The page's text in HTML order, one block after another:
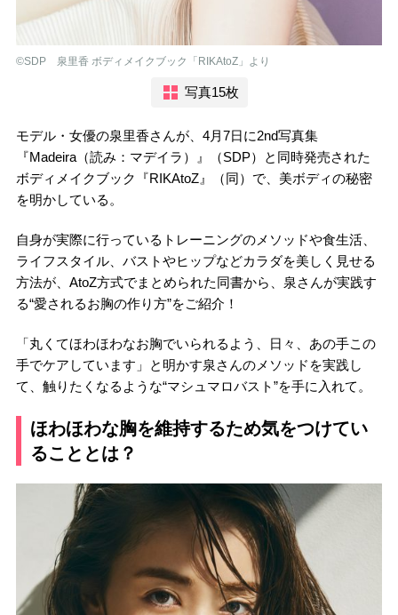
©︎SDP 泉里香 ボディメイクブック「RIKAtoZ」より
写真15枚
モデル・女優の泉里香さんが、4月7日に2nd写真集
『Madeira（読み：マデイラ）』（SDP）と同時発売された
ボディメイクブック『RIKAtoZ』（同）で、美ボディの秘密
を明かしている。
自身が実際に行っているトレーニングのメソッドや食生活、
ライフスタイル、バストやヒップなどカラダを美しく見せる
方法が、AtoZ方式でまとめられた同書から、泉さんが実践す
る“愛されるお胸の作り方”をご紹介！
「丸くてほわほわなお胸でいられるよう、日々、あの手この
手でケアしています」と明かす泉さんのメソッドを実践し
て、触りたくなるような“マシュマロバスト”を手に入れて。
ほわほわな胸を維持するため気をつけてい
ることとは？